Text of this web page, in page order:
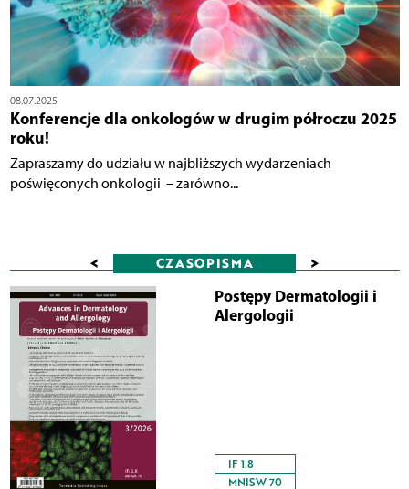
08.07.2025
Konferencje dla onkologów w drugim półroczu 2025
roku!
Zapraszamy do udziału w najbliższych wydarzeniach
poświęconych onkologii – zarówno...
< CZASOPISMA >
Postępy Dermatologii i
Alergologii
IF 1.8
MNISW 70